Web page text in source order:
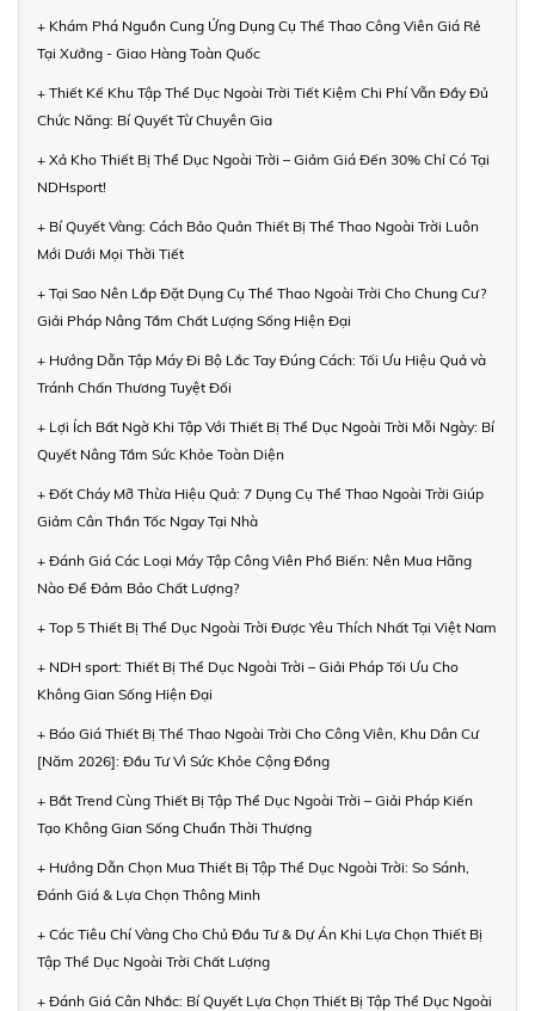
+ Khám Phá Nguồn Cung Ứng Dụng Cụ Thể Thao Công Viên Giá Rẻ
Tại Xưởng - Giao Hàng Toàn Quốc
+ Thiết Kế Khu Tập Thể Dục Ngoài Trời Tiết Kiệm Chi Phí Vẫn Đầy Đủ
Chức Năng: Bí Quyết Từ Chuyên Gia
+ Xả Kho Thiết Bị Thể Dục Ngoài Trời – Giảm Giá Đến 30% Chỉ Có Tại
NDHsport!
+ Bí Quyết Vàng: Cách Bảo Quản Thiết Bị Thể Thao Ngoài Trời Luôn
Mới Dưới Mọi Thời Tiết
+ Tại Sao Nên Lắp Đặt Dụng Cụ Thể Thao Ngoài Trời Cho Chung Cư?
Giải Pháp Nâng Tầm Chất Lượng Sống Hiện Đại
+ Hướng Dẫn Tập Máy Đi Bộ Lắc Tay Đúng Cách: Tối Ưu Hiệu Quả và
Tránh Chấn Thương Tuyệt Đối
+ Lợi Ích Bất Ngờ Khi Tập Với Thiết Bị Thể Dục Ngoài Trời Mỗi Ngày: Bí
Quyết Nâng Tầm Sức Khỏe Toàn Diện
+ Đốt Cháy Mỡ Thừa Hiệu Quả: 7 Dụng Cụ Thể Thao Ngoài Trời Giúp
Giảm Cân Thần Tốc Ngay Tại Nhà
+ Đánh Giá Các Loại Máy Tập Công Viên Phổ Biến: Nên Mua Hãng
Nào Để Đảm Bảo Chất Lượng?
+ Top 5 Thiết Bị Thể Dục Ngoài Trời Được Yêu Thích Nhất Tại Việt Nam
+ NDH sport: Thiết Bị Thể Dục Ngoài Trời – Giải Pháp Tối Ưu Cho
Không Gian Sống Hiện Đại
+ Báo Giá Thiết Bị Thể Thao Ngoài Trời Cho Công Viên, Khu Dân Cư
[Năm 2026]: Đầu Tư Vì Sức Khỏe Cộng Đồng
+ Bắt Trend Cùng Thiết Bị Tập Thể Dục Ngoài Trời – Giải Pháp Kiến
Tạo Không Gian Sống Chuẩn Thời Thượng
+ Hướng Dẫn Chọn Mua Thiết Bị Tập Thể Dục Ngoài Trời: So Sánh,
Đánh Giá & Lựa Chọn Thông Minh
+ Các Tiêu Chí Vàng Cho Chủ Đầu Tư & Dự Án Khi Lựa Chọn Thiết Bị
Tập Thể Dục Ngoài Trời Chất Lượng
+ Đánh Giá Cân Nhắc: Bí Quyết Lựa Chọn Thiết Bị Tập Thể Dục Ngoài